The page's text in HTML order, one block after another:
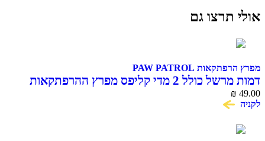
אולי תרצו גם
מפרץ הרפתקאות PAW PATROL
דמות מרשל כולל 2 מדי קליפס מפרץ ההרפתקאות
Action Pack Marshall
₪ 49.00
לקניה